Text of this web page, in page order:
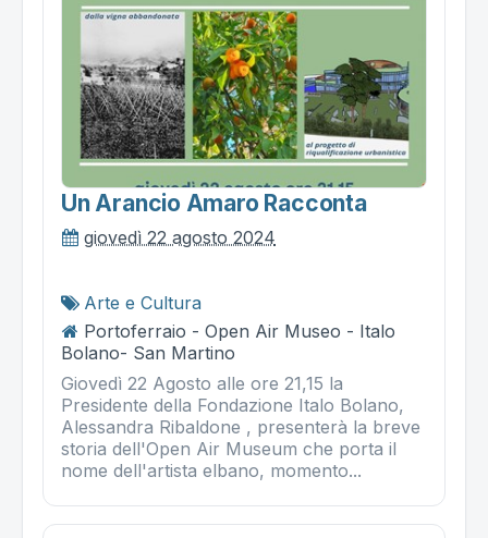
Un Arancio Amaro Racconta
giovedì 22 agosto 2024
Arte e Cultura
Portoferraio - Open Air Museo - Italo
Bolano- San Martino
Giovedì 22 Agosto alle ore 21,15 la
Presidente della Fondazione Italo Bolano,
Alessandra Ribaldone , presenterà la breve
storia dell'Open Air Museum che porta il
nome dell'artista elbano, momento...